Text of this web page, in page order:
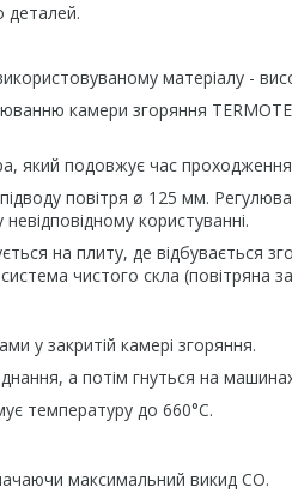
матеріалу -
камери згоряння
який подовжує час проходження
повітря ø 125 мм.
користуванні.
на плиту, де відбувається
чистого скла (повітряна
у закритій камері згоряння.
а потім гнуться на
температуру до 660°C.
максимальний викид CO.